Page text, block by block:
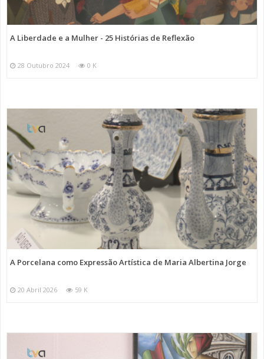
A Liberdade e a Mulher - 25 Histórias de Reflexão
28 Outubro 2024 0 K
A Porcelana como Expressão Artística de Maria Albertina Jorge
20 Abril 2026 59 K